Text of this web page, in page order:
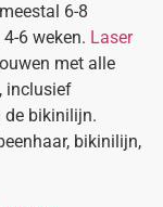
6-8
6 weken. Laser
met alle
inclusief
de bikinilijn.
bikinilijn,